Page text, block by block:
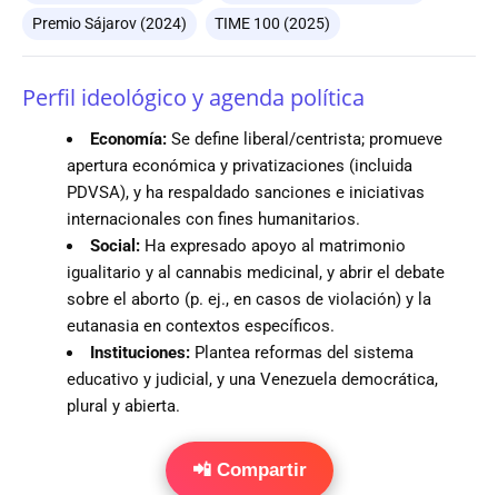
Premio Sájarov (2024) TIME 100 (2025)
Perfil ideológico y agenda política
Economía: Se define liberal/centrista; promueve
apertura económica y privatizaciones (incluida
PDVSA), y ha respaldado sanciones e iniciativas
internacionales con fines humanitarios.
Social: Ha expresado apoyo al matrimonio
igualitario y al cannabis medicinal, y abrir el debate
sobre el aborto (p. ej., en casos de violación) y la
eutanasia en contextos específicos.
Instituciones: Plantea reformas del sistema
educativo y judicial, y una Venezuela democrática,
plural y abierta.
📲 Compartir